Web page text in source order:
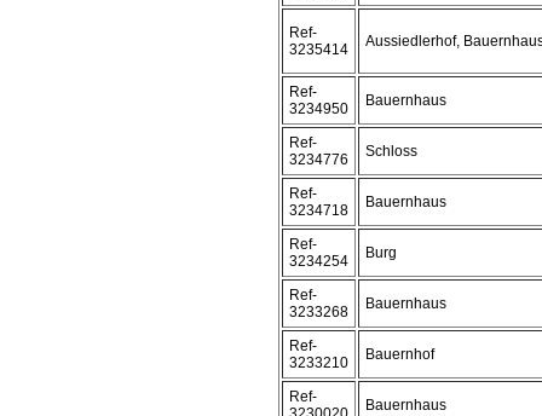
Ref-
3235414
Aussiedlerhof,
Ref-
3234950
Bauernhaus
Ref-
3234776
Schloss
Ref-
3234718
Bauernhaus
Ref-
3234254
Burg
Ref-
3233268
Bauernhaus
Ref-
3233210
Bauernhof
Ref-
Bauernhaus